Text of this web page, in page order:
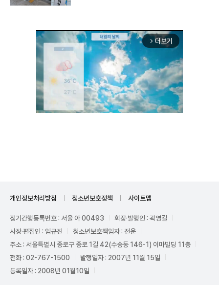
arrow_forward_ios 더보기
개인정보처리방침 청소년보호정책 사이트맵
정기간행등록번호 : 서울 아 00493
회장·발행인 : 곽영길
사장·편집인 : 임규진
청소년보호책임자 : 전운
주소 : 서울특별시 종로구 종로 1길 42(수송동 146-1) 이마빌딩 11층
전화 : 02-767-1500
발행일자 : 2007년 11월 15일
등록일자 : 2008년 01월10일